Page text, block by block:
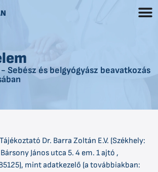
Sebész és belgyógyász beavatkozás
Dr. Barra Zoltán E.V. (Székhely:
János utca 5. 4 em. 1 ajtó ,
mint adatkezelő (a továbbiakban: